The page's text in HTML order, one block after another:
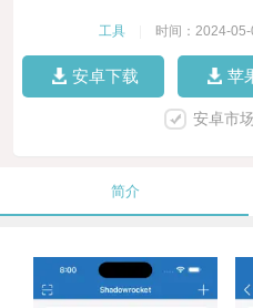
工具 时间：2024-05-
安卓下载 苹
安卓市
简介